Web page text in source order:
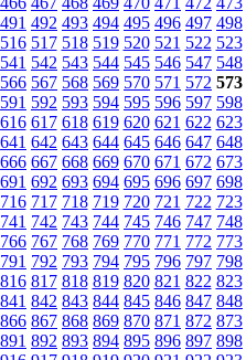
491 492 493 494 495 496 497 498
516 517 518 519 520 521 522 523
541 542 543 544 545 546 547 548
566 567 568 569 570 571 572 573
591 592 593 594 595 596 597 598
616 617 618 619 620 621 622 623
641 642 643 644 645 646 647 648
666 667 668 669 670 671 672 673
691 692 693 694 695 696 697 698
716 717 718 719 720 721 722 723
741 742 743 744 745 746 747 748
766 767 768 769 770 771 772 773
791 792 793 794 795 796 797 798
816 817 818 819 820 821 822 823
841 842 843 844 845 846 847 848
866 867 868 869 870 871 872 873
891 892 893 894 895 896 897 898